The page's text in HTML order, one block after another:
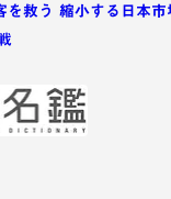
を救う 縮小する日本